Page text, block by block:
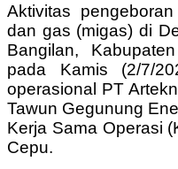
Aktivitas
dan gas (migas) di
Bangilan,
pada Kamis (2/7/
operasional PT
Tawun Gegunung
Kerja Sama Operasi
Cepu.